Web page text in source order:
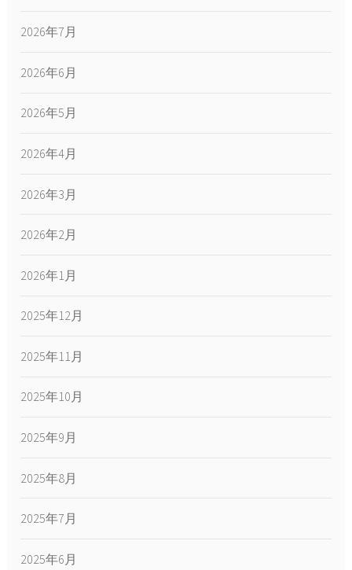
2026年7月
2026年6月
2026年5月
2026年4月
2026年3月
2026年2月
2026年1月
2025年12月
2025年11月
2025年10月
2025年9月
2025年8月
2025年7月
2025年6月